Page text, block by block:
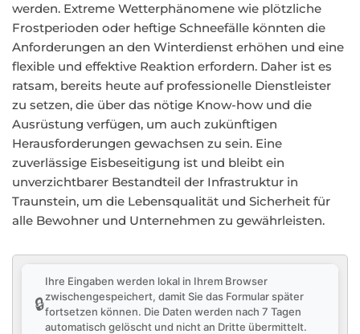
werden. Extreme Wetterphänomene wie plötzliche
Frostperioden oder heftige Schneefälle könnten die
Anforderungen an den Winterdienst erhöhen und eine
flexible und effektive Reaktion erfordern. Daher ist es
ratsam, bereits heute auf professionelle Dienstleister
zu setzen, die über das nötige Know-how und die
Ausrüstung verfügen, um auch zukünftigen
Herausforderungen gewachsen zu sein. Eine
zuverlässige Eisbeseitigung ist und bleibt ein
unverzichtbarer Bestandteil der Infrastruktur in
Traunstein, um die Lebensqualität und Sicherheit für
alle Bewohner und Unternehmen zu gewährleisten.
🔒
Ihre Eingaben werden lokal in Ihrem Browser
zwischengespeichert, damit Sie das Formular später
fortsetzen können. Die Daten werden nach 7 Tagen
automatisch gelöscht und nicht an Dritte übermittelt.